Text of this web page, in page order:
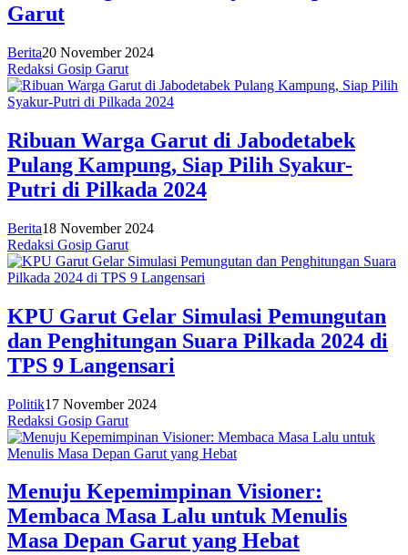
Garut
Berita20 November 2024
Redaksi Gosip Garut
Ribuan Warga Garut di Jabodetabek
Pulang Kampung, Siap Pilih Syakur-
Putri di Pilkada 2024
Berita18 November 2024
Redaksi Gosip Garut
KPU Garut Gelar Simulasi Pemungutan
dan Penghitungan Suara Pilkada 2024 di
TPS 9 Langensari
Politik17 November 2024
Redaksi Gosip Garut
Menuju Kepemimpinan Visioner:
Membaca Masa Lalu untuk Menulis
Masa Depan Garut yang Hebat